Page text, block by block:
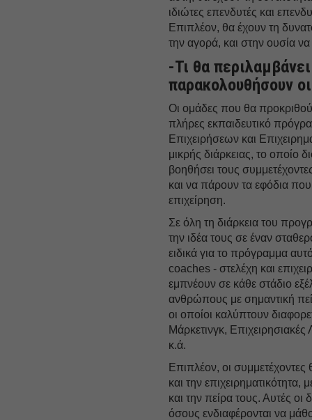
ιδιώτες επενδυτές και
Επιπλέον, θα έχουν τη
την αγορά, και στην ουσία
-Τι θα
παρακολουθήσουν
Οι ομάδες που θα
πλήρες εκπαιδευτικό
Επιχειρήσεων και
μικρής διάρκειας, το οποίο
βοηθήσει τους
και να πάρουν τα εφόδια
επιχείρηση.
Σε όλη τη διάρκεια του
την ιδέα τους σε έναν
ειδικά για το πρόγραμμα
coaches - στελέχη και
εμπνέουν σε κάθε στάδιο
ανθρώπους με σημαντική
οι οποίοι καλύπτουν
Μάρκετινγκ,
κ.ά.
Επιπλέον, οι
και την επιχειρηματικότητα,
και την πείρα τους. Αυτές οι
όσους ενδιαφέρονται να